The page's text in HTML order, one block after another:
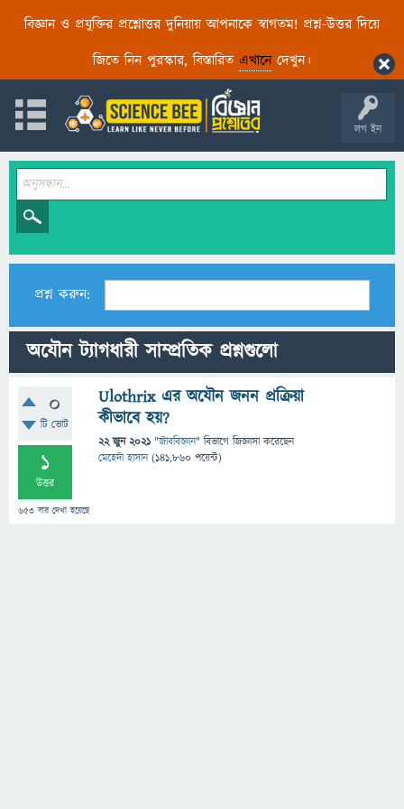
বিজ্ঞান ও প্রযুক্তির প্রশ্নোত্তর দুনিয়ায় আপনাকে স্বাগতম! প্রশ্ন-উত্তর দিয়ে
জিতে নিন পুরস্কার, বিস্তারিত এখানেদেখুন।
লগ ইন
প্রশ্ন করুন:
অযৌন ট্যাগধারী সাম্প্রতিক প্রশ্নগুলো
0
টি ভোট
1
উত্তর
653 বার দেখা হয়েছে
Ulothrix এর অযৌন জনন প্রক্রিয়া
কীভাবে হয়?
22 জুন 2021 "জীববিজ্ঞান" বিভাগে জিজ্ঞাসাকরেছেন
মেহেদী হাসান (141,860 পয়েন্ট)